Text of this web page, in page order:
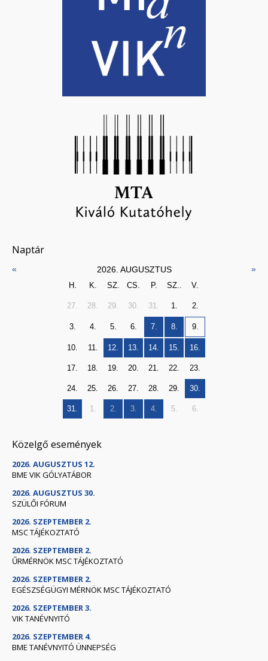
Naptár
« 2026. AUGUSZTUS »
H. K. SZ. CS. P. SZ.. V.
27. 28. 29. 30. 31. 1. 2.
3. 4. 5. 6. 7. 8. 9.
10. 11. 12. 13. 14. 15. 16.
17. 18. 19. 20. 21. 22. 23.
24. 25. 26. 27. 28. 29. 30.
31. 1. 2. 3. 4. 5. 6.
Közelgő események
2026. AUGUSZTUS 12.
BME VIK GÓLYATÁBOR
2026. AUGUSZTUS 30.
SZÜLŐI FÓRUM
2026. SZEPTEMBER 2.
MSC TÁJÉKOZTATÓ
2026. SZEPTEMBER 2.
ŰRMÉRNÖK MSC TÁJÉKOZTATÓ
2026. SZEPTEMBER 2.
EGÉSZSÉGÜGYI MÉRNÖK MSC TÁJÉKOZTATÓ
2026. SZEPTEMBER 3.
VIK TANÉVNYITÓ
2026. SZEPTEMBER 4.
BME TANÉVNYITÓ ÜNNEPSÉG